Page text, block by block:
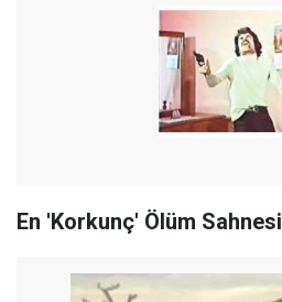
En 'Korkunç' Ölüm Sahnesi